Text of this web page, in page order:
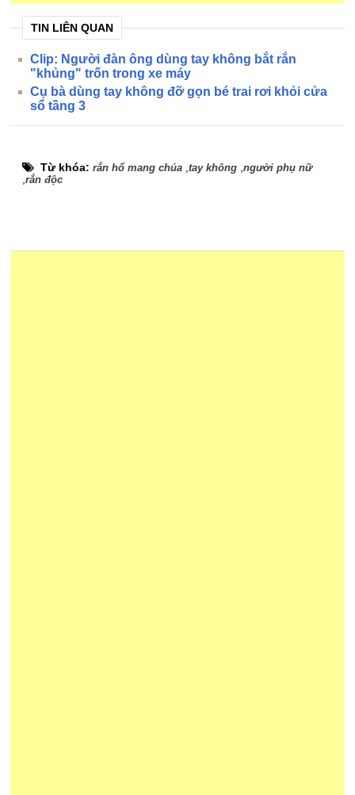
TIN LIÊN QUAN
Clip: Người đàn ông dùng tay không bắt rắn
"khủng" trốn trong xe máy
Cụ bà dùng tay không đỡ gọn bé trai rơi khỏi cửa
sổ tầng 3
Từ khóa:rắn hổ mang chúa ,tay không ,người phụ nữ
,rắn độc